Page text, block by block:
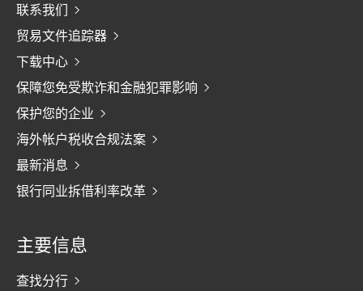
联系我们
贸易文件追踪器
下载中心
保障您免受欺诈和金融犯罪影响
保护您的企业
海外帐户税收合规法案
最新消息
银行同业拆借利率改革
主要信息
查找分行